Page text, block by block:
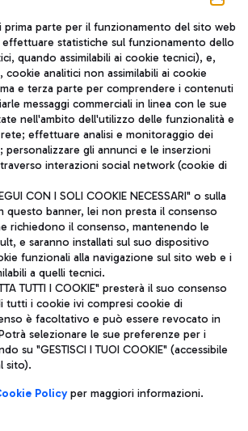
TRAVEL JOURNAL
ITA
- Società soggetta a direzione e
S.p.A.
delle Imprese di Roma 13032990155 P.
int. vers.
Paolo Racchetti 1 - 00054 Fiumicino (RM)
Note legali
prima parte per il funzionamento del sito web
statistiche sul funzionamento dello
quando assimilabili ai cookie tecnici), e,
analitici non assimilabili ai cookie
e terza parte per comprendere i contenuti
messaggi commerciali in linea con le sue
nell'ambito dell'utilizzo delle funzionalità e
effettuare analisi e monitoraggio dei
personalizzare gli annunci e le inserzioni
interazioni social network (cookie di
CON I SOLI COOKIE NECESSARI" o sulla
questo banner, lei non presta il consenso
richiedono il consenso, mantenendo le
e saranno installati sul suo dispositivo
funzionali alla navigazione sul sito web e i
a quelli tecnici.
TUTTI I COOKIE" presterà il suo consenso
tutti i cookie ivi compresi cookie di
è facoltativo e può essere revocato in
selezionare le sue preferenze per i
su "GESTISCI I TUOI COOKIE" (accessibile
sito).
Policyper maggiori informazioni.